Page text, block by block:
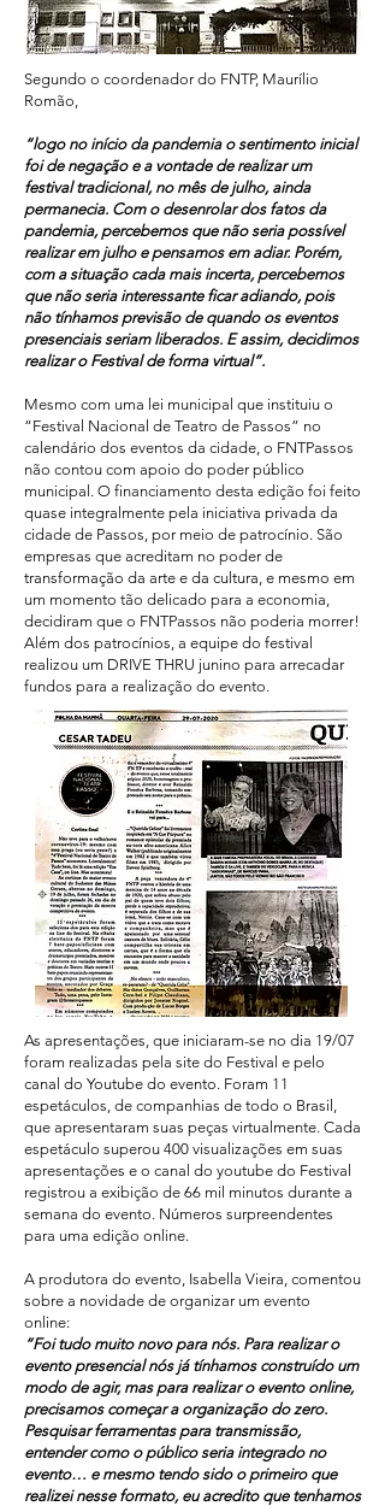
Segundo o coordenador do FNTP, Maurílio
Romão,
“logo no início da pandemia o sentimento inicial
foi de negação e a vontade de realizar um
festival tradicional, no mês de julho, ainda
permanecia. Com o desenrolar dos fatos da
pandemia, percebemos que não seria possível
realizar em julho e pensamos em adiar. Porém,
com a situação cada mais incerta, percebemos
que não seria interessante ficar adiando, pois
não tínhamos previsão de quando os eventos
presenciais seriam liberados. E assim, decidimos
realizar o Festival de forma virtual”.
Mesmo com uma lei municipal que instituiu o
“Festival Nacional de Teatro de Passos” no
calendário dos eventos da cidade, o FNTPassos
não contou com apoio do poder público
municipal. O financiamento desta edição foi feito
quase integralmente pela iniciativa privada da
cidade de Passos, por meio de patrocínio. São
empresas que acreditam no poder de
transformação da arte e da cultura, e mesmo em
um momento tão delicado para a economia,
decidiram que o FNTPassos não poderia morrer!
Além dos patrocínios, a equipe do festival
realizou um DRIVE THRU junino para arrecadar
fundos para a realização do evento.
As apresentações, que iniciaram-se no dia 19/07
foram realizadas pela site do Festival e pelo
canal do Youtube do evento. Foram 11
espetáculos, de companhias de todo o Brasil,
que apresentaram suas peças virtualmente. Cada
espetáculo superou 400 visualizações em suas
apresentações e o canal do youtube do Festival
registrou a exibição de 66 mil minutos durante a
semana do evento. Números surpreendentes
para uma edição online.
A produtora do evento, Isabella Vieira, comentou
sobre a novidade de organizar um evento
online:
“Foi tudo muito novo para nós. Para realizar o
evento presencial nós já tínhamos construído um
modo de agir, mas para realizar o evento online,
precisamos começar a organização do zero.
Pesquisar ferramentas para transmissão,
entender como o público seria integrado no
evento… e mesmo tendo sido o primeiro que
realizei nesse formato, eu acredito que tenhamos